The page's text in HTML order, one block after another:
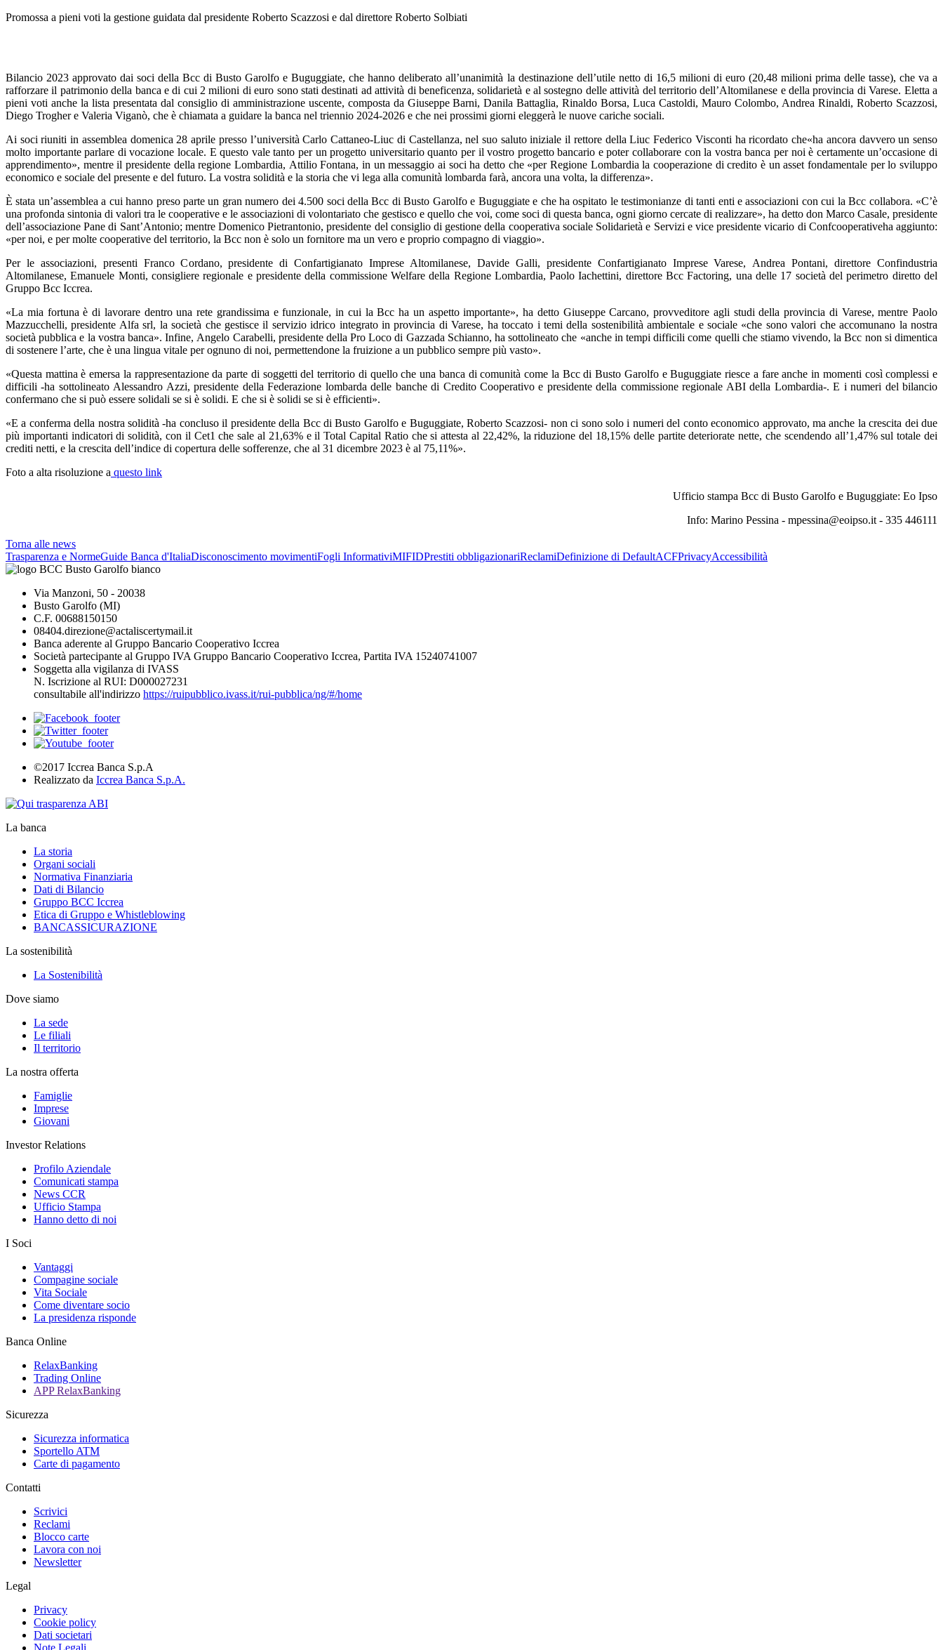
Promossa a pieni voti la gestione guidata dal presidente Roberto Scazzosi e dal direttore Roberto Solbiati
Bilancio 2023 approvato dai soci della Bcc di Busto Garolfo e Buguggiate, che hanno deliberato all’unanimità la destinazione dell’utile netto di 16,5 milioni di euro (20,48 milioni prima delle tasse), che va a
rafforzare il patrimonio della banca e di cui 2 milioni di euro sono stati destinati ad attività di beneficenza, solidarietà e al sostegno delle attività del territorio dell’Altomilanese e della provincia di Varese. Eletta a
pieni voti anche la lista presentata dal consiglio di amministrazione uscente, composta da Giuseppe Barni, Danila Battaglia, Rinaldo Borsa, Luca Castoldi, Mauro Colombo, Andrea Rinaldi, Roberto Scazzosi,
Diego Trogher e Valeria Viganò, che è chiamata a guidare la banca nel triennio 2024-2026 e che nei prossimi giorni eleggerà le nuove cariche sociali.
Ai soci riuniti in assemblea domenica 28 aprile presso l’università Carlo Cattaneo-Liuc di Castellanza, nel suo saluto iniziale il rettore della Liuc Federico Visconti ha ricordato che«ha ancora davvero un senso
molto importante parlare di vocazione locale. E questo vale tanto per un progetto universitario quanto per il vostro progetto bancario e poter collaborare con la vostra banca per noi è certamente un’occasione di
apprendimento», mentre il presidente della regione Lombardia, Attilio Fontana, in un messaggio ai soci ha detto che «per Regione Lombardia la cooperazione di credito è un asset fondamentale per lo sviluppo
economico e sociale del presente e del futuro. La vostra solidità e la storia che vi lega alla comunità lombarda farà, ancora una volta, la differenza».
È stata un’assemblea a cui hanno preso parte un gran numero dei 4.500 soci della Bcc di Busto Garolfo e Buguggiate e che ha ospitato le testimonianze di tanti enti e associazioni con cui la Bcc collabora. «C’è
una profonda sintonia di valori tra le cooperative e le associazioni di volontariato che gestisco e quello che voi, come soci di questa banca, ogni giorno cercate di realizzare», ha detto don Marco Casale, presidente
dell’associazione Pane di Sant’Antonio; mentre Domenico Pietrantonio, presidente del consiglio di gestione della cooperativa sociale Solidarietà e Servizi e vice presidente vicario di Confcooperativeha aggiunto:
«per noi, e per molte cooperative del territorio, la Bcc non è solo un fornitore ma un vero e proprio compagno di viaggio».
Per le associazioni, presenti Franco Cordano, presidente di Confartigianato Imprese Altomilanese, Davide Galli, presidente Confartigianato Imprese Varese, Andrea Pontani, direttore Confindustria
Altomilanese, Emanuele Monti, consigliere regionale e presidente della commissione Welfare della Regione Lombardia, Paolo Iachettini, direttore Bcc Factoring, una delle 17 società del perimetro diretto del
Gruppo Bcc Iccrea.
«La mia fortuna è di lavorare dentro una rete grandissima e funzionale, in cui la Bcc ha un aspetto importante», ha detto Giuseppe Carcano, provveditore agli studi della provincia di Varese, mentre Paolo
Mazzucchelli, presidente Alfa srl, la società che gestisce il servizio idrico integrato in provincia di Varese, ha toccato i temi della sostenibilità ambientale e sociale «che sono valori che accomunano la nostra
società pubblica e la vostra banca». Infine, Angelo Carabelli, presidente della Pro Loco di Gazzada Schianno, ha sottolineato che «anche in tempi difficili come quelli che stiamo vivendo, la Bcc non si dimentica
di sostenere l’arte, che è una lingua vitale per ognuno di noi, permettendone la fruizione a un pubblico sempre più vasto».
«Questa mattina è emersa la rappresentazione da parte di soggetti del territorio di quello che una banca di comunità come la Bcc di Busto Garolfo e Buguggiate riesce a fare anche in momenti così complessi e
difficili -ha sottolineato Alessandro Azzi, presidente della Federazione lombarda delle banche di Credito Cooperativo e presidente della commissione regionale ABI della Lombardia-. E i numeri del bilancio
confermano che si può essere solidali se si è solidi. E che si è solidi se si è efficienti».
«E a conferma della nostra solidità -ha concluso il presidente della Bcc di Busto Garolfo e Buguggiate, Roberto Scazzosi- non ci sono solo i numeri del conto economico approvato, ma anche la crescita dei due
più importanti indicatori di solidità, con il Cet1 che sale al 21,63% e il Total Capital Ratio che si attesta al 22,42%, la riduzione del 18,15% delle partite deteriorate nette, che scendendo all’1,47% sul totale dei
crediti netti, e la crescita dell’indice di copertura delle sofferenze, che al 31 dicembre 2023 è al 75,11%».
Foto a alta risoluzione a questo link
Ufficio stampa Bcc di Busto Garolfo e Buguggiate: Eo Ipso
Info: Marino Pessina - mpessina@eoipso.it - 335 446111
Torna alle news
Trasparenza e NormeGuide Banca d'ItaliaDisconoscimento movimentiFogli InformativiMIFIDPrestiti obbligazionariReclamiDefinizione di DefaultACFPrivacyAccessibilità
Via Manzoni, 50 - 20038
Busto Garolfo (MI)
C.F. 00688150150
08404.direzione@actaliscertymail.it
Banca aderente al Gruppo Bancario Cooperativo Iccrea
Società partecipante al Gruppo IVA Gruppo Bancario Cooperativo Iccrea, Partita IVA 15240741007
Soggetta alla vigilanza di IVASS
N. Iscrizione al RUI: D000027231
consultabile all'indirizzo https://ruipubblico.ivass.it/rui-pubblica/ng/#/home
©2017 Iccrea Banca S.p.A
Realizzato da Iccrea Banca S.p.A.
La banca
La storia
Organi sociali
Normativa Finanziaria
Dati di Bilancio
Gruppo BCC Iccrea
Etica di Gruppo e Whistleblowing
BANCASSICURAZIONE
La sostenibilità
La Sostenibilità
Dove siamo
La sede
Le filiali
Il territorio
La nostra offerta
Famiglie
Imprese
Giovani
Investor Relations
Profilo Aziendale
Comunicati stampa
News CCR
Ufficio Stampa
Hanno detto di noi
I Soci
Vantaggi
Compagine sociale
Vita Sociale
Come diventare socio
La presidenza risponde
Banca Online
RelaxBanking
Trading Online
APP RelaxBanking
Sicurezza
Sicurezza informatica
Sportello ATM
Carte di pagamento
Contatti
Scrivici
Reclami
Blocco carte
Lavora con noi
Newsletter
Legal
Privacy
Cookie policy
Dati societari
Note Legali